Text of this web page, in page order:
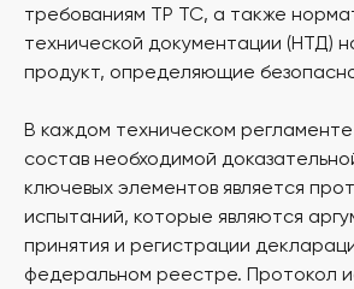
требованиям ТР ТС, а также
технической документации (НТД)
продукт, определяющие
В каждом техническом регламенте
состав необходимой
ключевых элементов является
испытаний, которые являются
принятия и регистрации
федеральном реестре. Протокол